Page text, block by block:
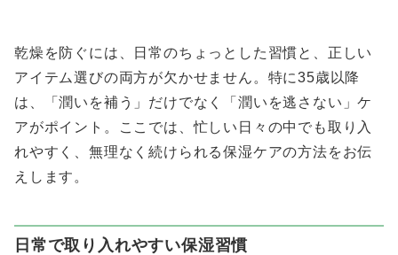
乾燥を防ぐには、日常のちょっとした習慣と、正しい
アイテム選びの両方が欠かせません。特に35歳以降
は、「潤いを補う」だけでなく「潤いを逃さない」ケ
アがポイント。ここでは、忙しい日々の中でも取り入
れやすく、無理なく続けられる保湿ケアの方法をお伝
えします。
日常で取り入れやすい保湿習慣